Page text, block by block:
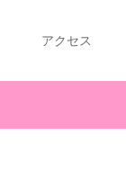
アクセス